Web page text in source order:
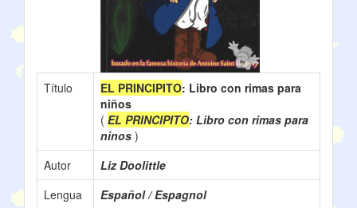
Título EL PRINCIPITO: Libro con rimas para
niños
( EL PRINCIPITO: Libro con rimas para
ninos )
Autor
Liz Doolittle
Lengua
Español / Espagnol